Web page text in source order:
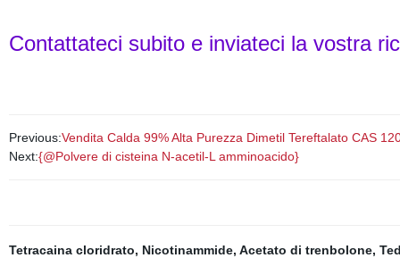
Contattateci subito e inviateci la vostra
Previous:Vendita Calda 99% Alta Purezza Dimetil Tereftalato CAS
Next:{@Polvere di cisteina N-acetil-L amminoacido}
Tetracaina cloridrato, Nicotinammide, Acetato di trenbolone,